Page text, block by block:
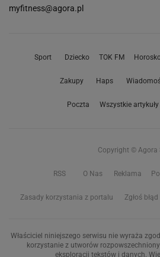
myfitness@agora.pl
Sport Dziecko TOK FM
Zakupy Haps
Poczta Wszystkie artykuły
Copyright © Agora
RSS O Nas Reklama
Zasady korzystania z portalu Zgłoś błąd
Właściciel niniejszego serwisu nie wyraża
korzystanie z utworów
eksploracji tekstów i danych.